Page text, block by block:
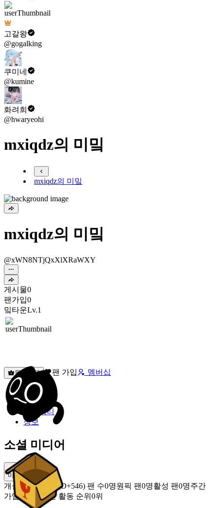
고갈왕
@gogalking
쿠미네
@kumine
화려희
@hwaryeohi
mxiqdz의 미밐
mxiqdz의 미밐
mxiqdz의 미밐
@xWN8NTjQxXlXRaWXY
게시물0
팬가입0
밐타운Lv.1
원픽선택 팬 가입 멤버십
밐타운
피드
커뮤니티
정보
소셜 미디어
미밐 공유
개설 2025.02.09 (D+546) 팬 수0명원픽 팬0명활성 팬0명주간
가입 팬 0명주간 활동 순위 0위